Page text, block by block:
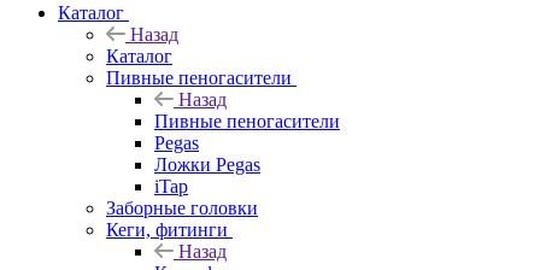
Каталог
Назад
Каталог
Пивные пеногасители
Назад
Пивные пеногасители
Pegas
Ложки Pegas
iTap
Заборные головки
Кеги, фитинги
Назад